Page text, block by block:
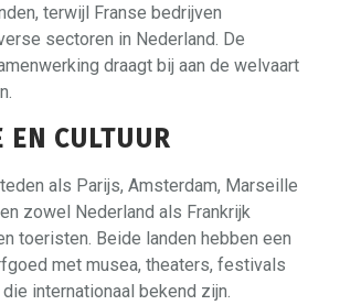
terwijl Franse bedrijven
sectoren in Nederland. De
draagt bij aan de welvaart
EN CULTUUR
als Parijs, Amsterdam, Marseille
zowel Nederland als Frankrijk
toeristen. Beide landen hebben een
met musea, theaters, festivals
internationaal bekend zijn.